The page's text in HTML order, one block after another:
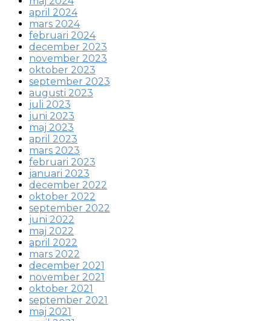
april 2024
mars 2024
februari 2024
december 2023
november 2023
oktober 2023
september 2023
augusti 2023
juli 2023
juni 2023
maj 2023
april 2023
mars 2023
februari 2023
januari 2023
december 2022
oktober 2022
september 2022
juni 2022
maj 2022
april 2022
mars 2022
december 2021
november 2021
oktober 2021
september 2021
maj 2021